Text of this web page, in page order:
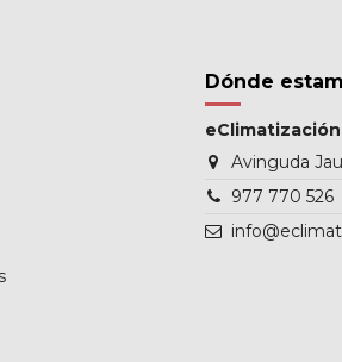
Dónde
eClimatización
Avinguda
977 770 526